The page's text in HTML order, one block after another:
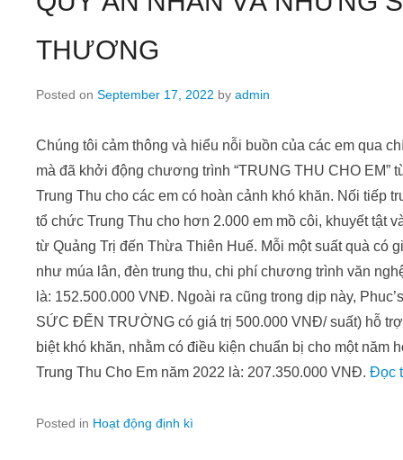
THƯƠNG
Posted on September 17, 2022 by admin
Chúng tôi cảm thông và hiểu nỗi buồn của các em qua
mà đã khởi động chương trình “TRUNG THU CHO EM”
Trung Thu cho các em có hoàn cảnh khó khăn. Nối tiếp
tổ chức Trung Thu cho hơn 2.000 em mồ côi, khuyết tật
từ Quảng Trị đến Thừa Thiên Huế. Mỗi một suất quà có
như múa lân, đèn trung thu, chi phí chương trình văn
là: 152.500.000 VNĐ. Ngoài ra cũng trong dịp này,
SỨC ĐẾN TRƯỜNG có giá trị 500.000 VNĐ/ suất) hỗ
biệt khó khăn, nhằm có điều kiện chuẩn bị cho một năm
Trung Thu Cho Em năm 2022 là: 207.350.000 VNĐ. Đọc
Posted in Hoạt động định kì